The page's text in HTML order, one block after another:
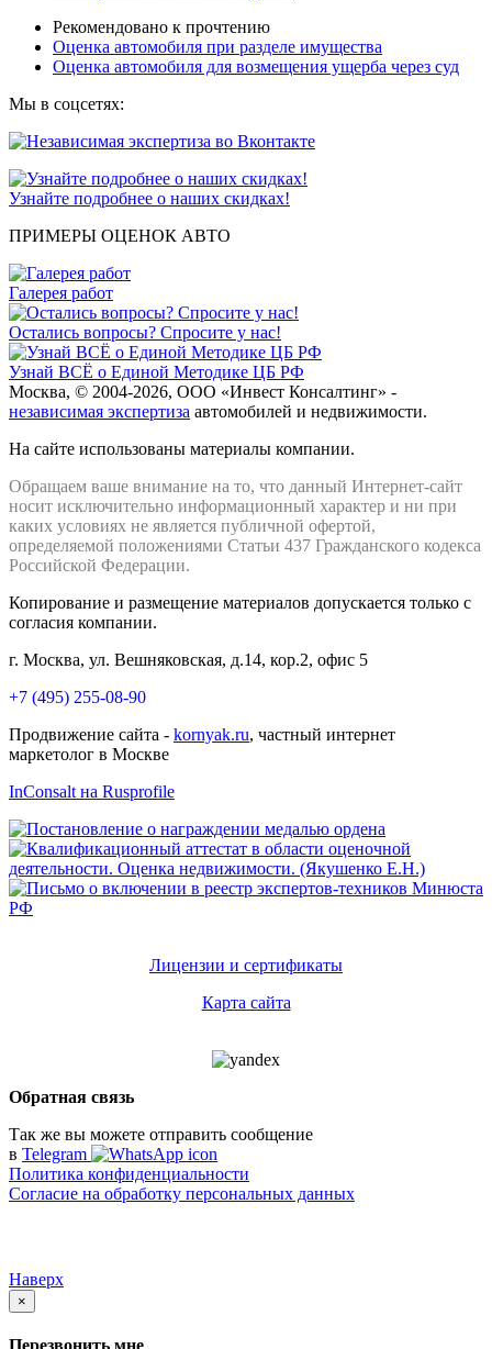
Рекомендовано к прочтению
Оценка автомобиля при разделе имущества
Оценка автомобиля для возмещения ущерба через суд
Мы в соцсетях:
Узнайте подробнее о наших скидках!
ПРИМЕРЫ ОЦЕНОК АВТО
Галерея работ
Остались вопросы? Спросите у нас!
Узнай ВСЁ о Единой Методике ЦБ РФ
Москва, © 2004-2026, ООО «Инвест Консалтинг» -
независимая экспертиза автомобилей и недвижимости.
На сайте использованы материалы компании.
Обращаем ваше внимание на то, что данный Интернет-сайт
носит исключительно информационный характер и ни при
каких условиях не является публичной офертой,
определяемой положениями Статьи 437 Гражданского кодекса
Российской Федерации.
Копирование и размещение материалов допускается только с
согласия компании.
г. Москва, ул. Вешняковская, д.14, кор.2, офис 5
+7 (495) 255-08-90
Продвижение сайта - kornyak.ru, частный интернет
маркетолог в Москве
InConsalt на Rusprofile
Лицензии и сертификаты
Карта сайта
Обратная связь
Так же вы можете отправить сообщение
в Telegram
Политика конфиденциальности
Согласие на обработку персональных данных
Наверх
×